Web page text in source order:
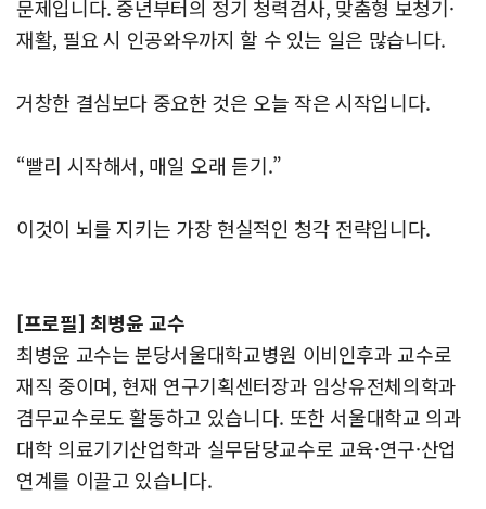
문제입니다. 중년부터의 정기 청력검사, 맞춤형 보청기·
재활, 필요 시 인공와우까지 할 수 있는 일은 많습니다.
거창한 결심보다 중요한 것은 오늘 작은 시작입니다.
“빨리 시작해서, 매일 오래 듣기.”
이것이 뇌를 지키는 가장 현실적인 청각 전략입니다.
[프로필] 최병윤 교수
최병윤 교수는 분당서울대학교병원 이비인후과 교수로
재직 중이며, 현재 연구기획센터장과 임상유전체의학과
겸무교수로도 활동하고 있습니다. 또한 서울대학교 의과
대학 의료기기산업학과 실무담당교수로 교육·연구·산업
연계를 이끌고 있습니다.